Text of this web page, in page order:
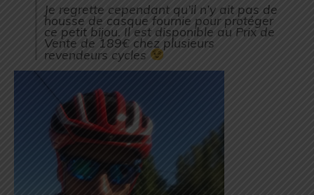
Je regrette cependant qu’il n’y ait pas de
housse de casque fournie pour protéger
ce petit bijou. Il est disponible au Prix de
Vente de 189€ chez plusieurs
revendeurs cycles